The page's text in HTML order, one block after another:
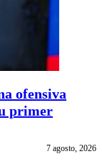
ofensiva
primer
7 agosto, 2026